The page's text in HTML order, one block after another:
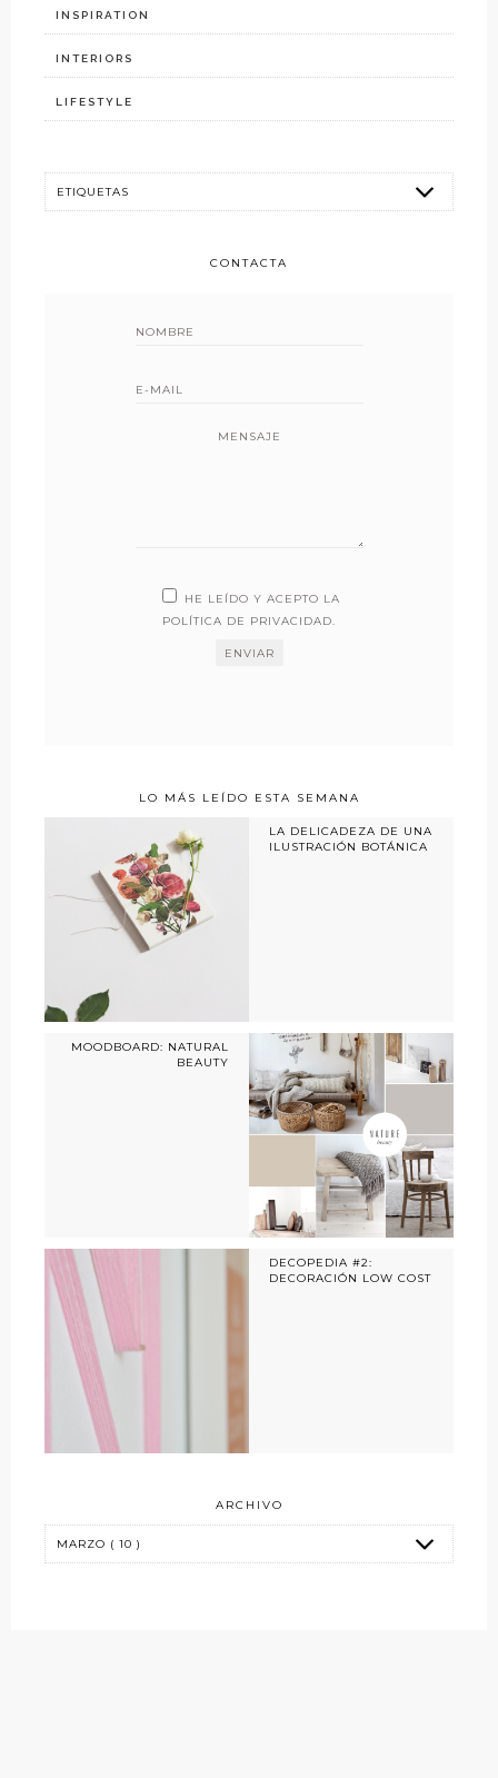
INSPIRATION
INTERIORS
LIFESTYLE
CONTACTA
MENSAJE
HE LEÍDO Y ACEPTO LA
POLÍTICA DE PRIVACIDAD.
LO MÁS LEÍDO ESTA SEMANA
LA DELICADEZA DE UNA
ILUSTRACIÓN BOTÁNICA
MOODBOARD: NATURAL
BEAUTY
DECOPEDIA #2:
DECORACIÓN LOW COST
ARCHIVO